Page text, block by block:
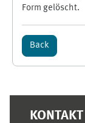
Form gelöscht.
Back
KONTAKT